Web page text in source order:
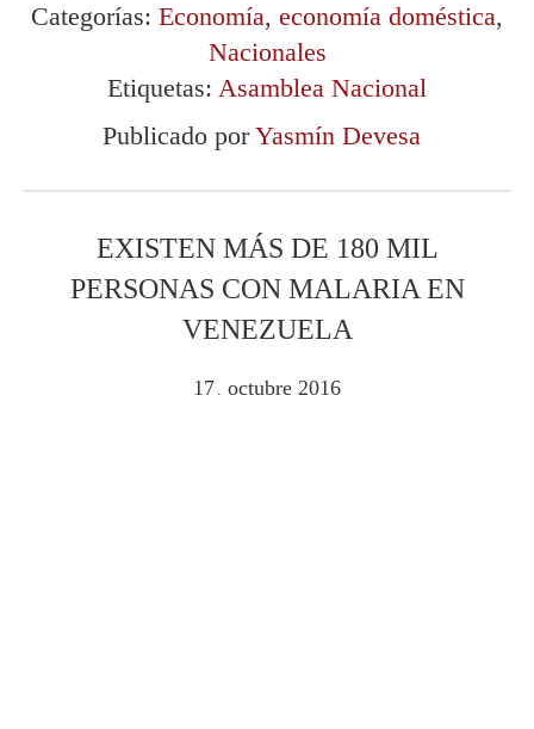
Categorías: Economía, economía doméstica,
Nacionales
Etiquetas: Asamblea Nacional
Publicado porYasmín Devesa
EXISTEN MÁS DE 180 MIL
PERSONAS CON MALARIA EN
VENEZUELA
17 . octubre 2016